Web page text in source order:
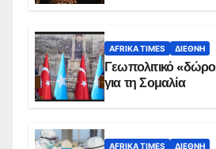
AFRIKA TIMES ΔΙΕΘΝΉ
Γεωπολιτικό
για τη Σομαλία
AFRIKA TIMES ΔΙΕΘΝΉ